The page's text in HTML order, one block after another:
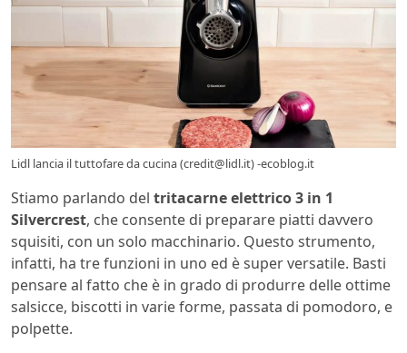
Lidl lancia il tuttofare da cucina (credit@lidl.it) -ecoblog.it
Stiamo parlando del tritacarne elettrico 3 in 1
Silvercrest, che consente di preparare piatti davvero
squisiti, con un solo macchinario. Questo strumento,
infatti, ha tre funzioni in uno ed è super versatile. Basti
pensare al fatto che è in grado di produrre delle ottime
salsicce, biscotti in varie forme, passata di pomodoro, e
polpette.